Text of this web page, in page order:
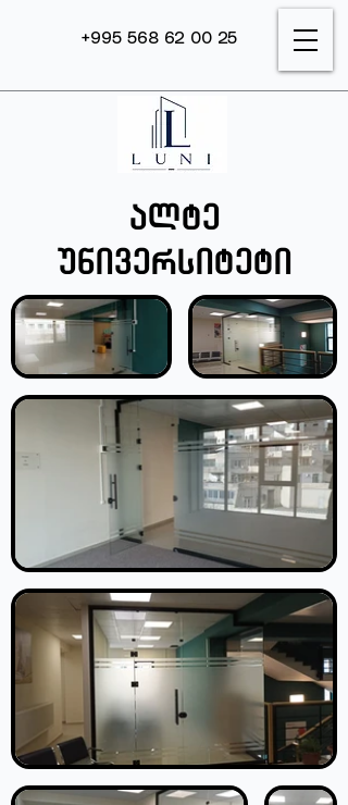
+995 568 62 00 25
ალტე
უნივერსიტეტი